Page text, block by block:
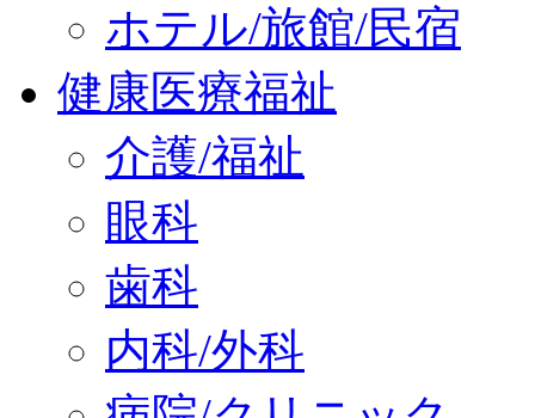
ホテル/旅館/民宿
健康医療福祉
介護/福祉
眼科
歯科
内科/外科